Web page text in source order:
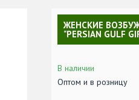
ЖЕНСКИЕ
"PERSIAN GULF
В наличии
Оптом и в розницу